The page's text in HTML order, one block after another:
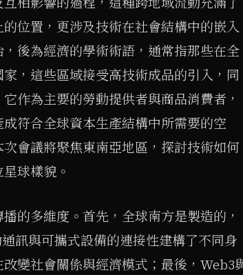
位置，更涉及技術在社會結構中的嵌入
後為經濟的學術術語，通常指那些在全
，這些區域接受高技術成品的引入，同
作為主要的勞動提供者與商品消費者，
符合全球資本生產結構中所需要的空
會議將聚焦東南亞地區，探討技術如何
球樣貌。
的多維度。首先，全球南方是製造的，
訊與可攜式設備的連接性建構了不同身
變社會關係與經濟模式；最後，Web3